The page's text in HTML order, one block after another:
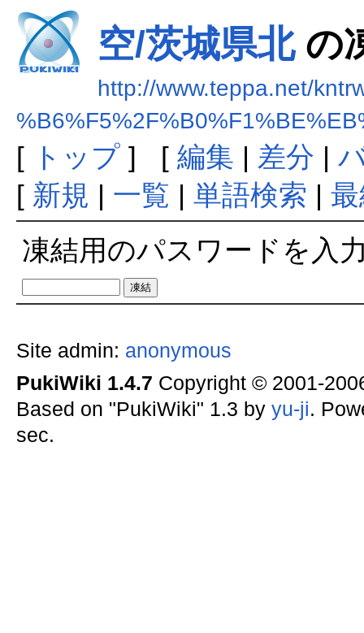
空/茨城県北の
http://www.teppa.net/
[ トップ] [ 編集 | 差分 |
[ 新規 | 一覧 | 単語検索 |
凍結用のパスワードを入
Site admin: anonymous
PukiWiki 1.4.7 Copyright © 2001-
Based on "PukiWiki" 1.3 by yu-ji.
sec.